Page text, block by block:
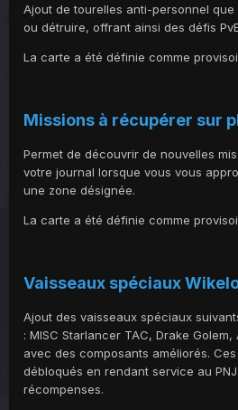
Ajout de tourelles anti-personnel
ou détruire, offrant ainsi des défis
La carte a été définie comme
Missions à récupérer sur
Permet de découvrir de nouvelles
votre journal lorsque vous vous
une zone désignée.
La carte a été définie comme
Vaisseaux spéciaux
Ajout des vaisseaux spéciaux
: MISC Starlancer TAC, Drake
avec des composants améliorés.
débloqués en rendant service au
récompenses.